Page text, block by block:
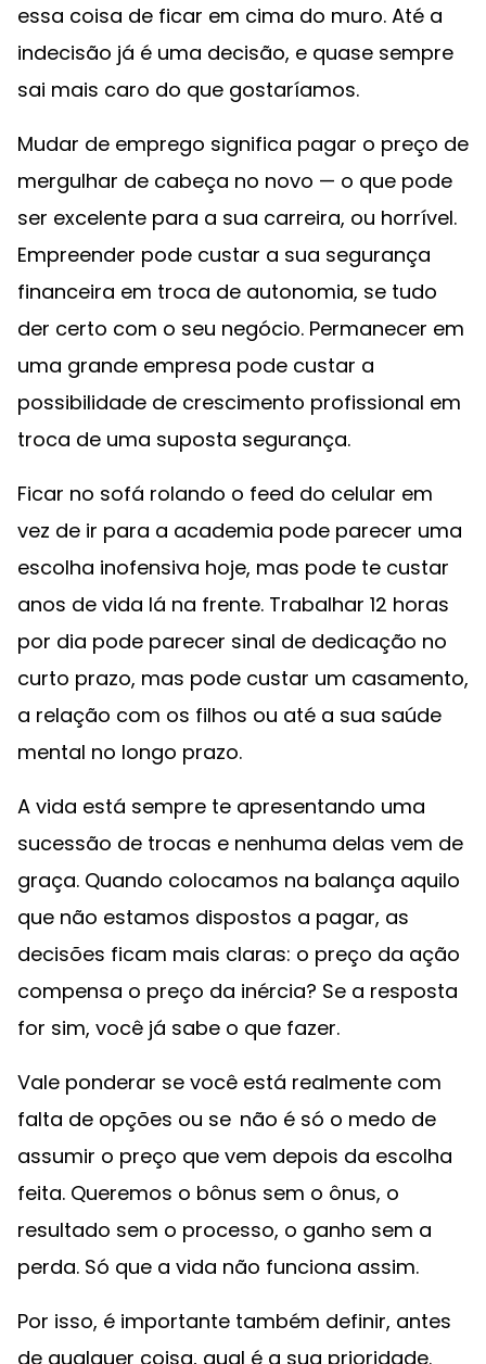
essa coisa de ficar em cima do muro. Até a
indecisão já é uma decisão, e quase sempre
sai mais caro do que gostaríamos.
Mudar de emprego significa pagar o preço de
mergulhar de cabeça no novo — o que pode
ser excelente para a sua carreira, ou horrível.
Empreender pode custar a sua segurança
financeira em troca de autonomia, se tudo
der certo com o seu negócio. Permanecer em
uma grande empresa pode custar a
possibilidade de crescimento profissional em
troca de uma suposta segurança.
Ficar no sofá rolando o feed do celular em
vez de ir para a academia pode parecer uma
escolha inofensiva hoje, mas pode te custar
anos de vida lá na frente. Trabalhar 12 horas
por dia pode parecer sinal de dedicação no
curto prazo, mas pode custar um casamento,
a relação com os filhos ou até a sua saúde
mental no longo prazo.
A vida está sempre te apresentando uma
sucessão de trocas e nenhuma delas vem de
graça. Quando colocamos na balança aquilo
que não estamos dispostos a pagar, as
decisões ficam mais claras: o preço da ação
compensa o preço da inércia? Se a resposta
for sim, você já sabe o que fazer.
Vale ponderar se você está realmente com
falta de opções ou se não é só o medo de
assumir o preço que vem depois da escolha
feita. Queremos o bônus sem o ônus, o
resultado sem o processo, o ganho sem a
perda. Só que a vida não funciona assim.
Por isso, é importante também definir, antes
de qualquer coisa, qual é a sua prioridade.